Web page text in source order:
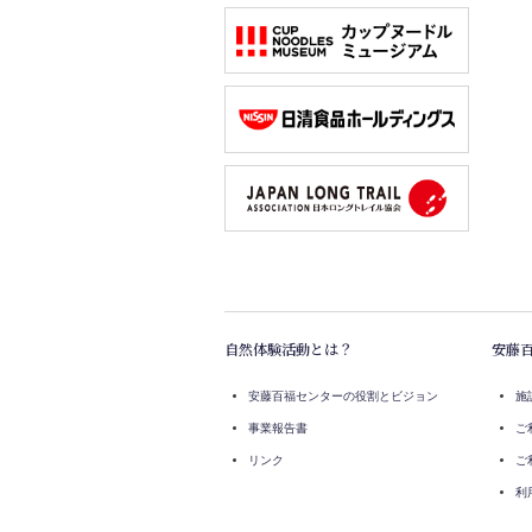
自然体験活動とは？
安藤百福センターの役割とビジョン
事業報告書
リンク
安藤
施
ご
ご
利